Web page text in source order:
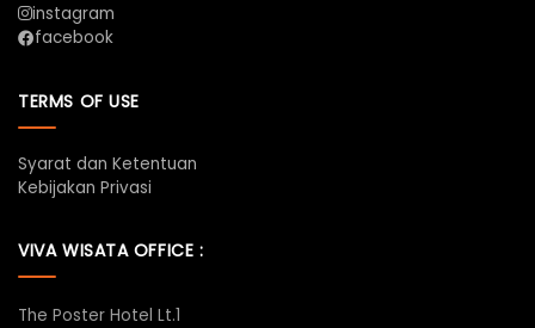
instagram
facebook
TERMS OF USE
Syarat dan Ketentuan
Kebijakan Privasi
VIVA WISATA OFFICE :
The Poster Hotel Lt.1